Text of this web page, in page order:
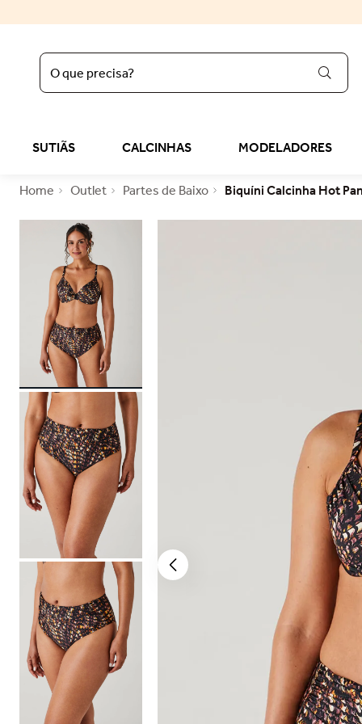
O que precisa?
SUTIÃS CALCINHAS MODELADORES
Outlet Partes de Baixo Biquíni Calcinha Hot
2º sutiã liz
4º sutop
5º sutiã
6º
7º calcinha algodão
top
9º tomara caia
º bermuda